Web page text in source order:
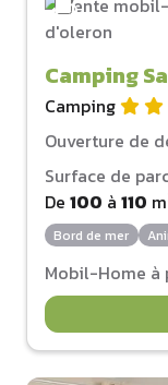
Camping
Camping
Ouverture de
Surface de
De 100 à 110 m
Bord de mer
Mobil-Home à